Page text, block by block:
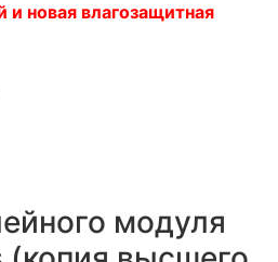
и новая влагозащитная
модуля